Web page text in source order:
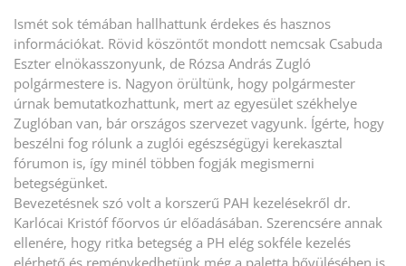
Ismét sok témában hallhattunk érdekes és hasznos
információkat. Rövid köszöntőt mondott nemcsak Csabuda
Eszter elnökasszonyunk, de Rózsa András Zugló
polgármestere is. Nagyon örültünk, hogy polgármester
úrnak bemutatkozhattunk, mert az egyesület székhelye
Zuglóban van, bár országos szervezet vagyunk. Ígérte, hogy
beszélni fog rólunk a zuglói egészségügyi kerekasztal
fórumon is, így minél többen fogják megismerni
betegségünket.
Bevezetésnek szó volt a korszerű PAH kezelésekről dr.
Karlócai Kristóf főorvos úr előadásában. Szerencsére annak
ellenére, hogy ritka betegség a PH elég sokféle kezelés
elérhető és reménykedhetünk még a paletta bővülésében is.